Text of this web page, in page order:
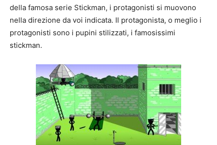
della famosa serie Stickman, i protagonisti si muovono
nella direzione da voi indicata. Il protagonista, o meglio i
protagonisti sono i pupini stilizzati, i famosissimi
stickman.